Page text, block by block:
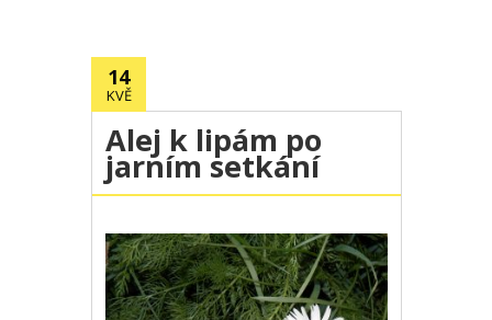
14
KVĚ
Alej k lipám po
jarním setkání